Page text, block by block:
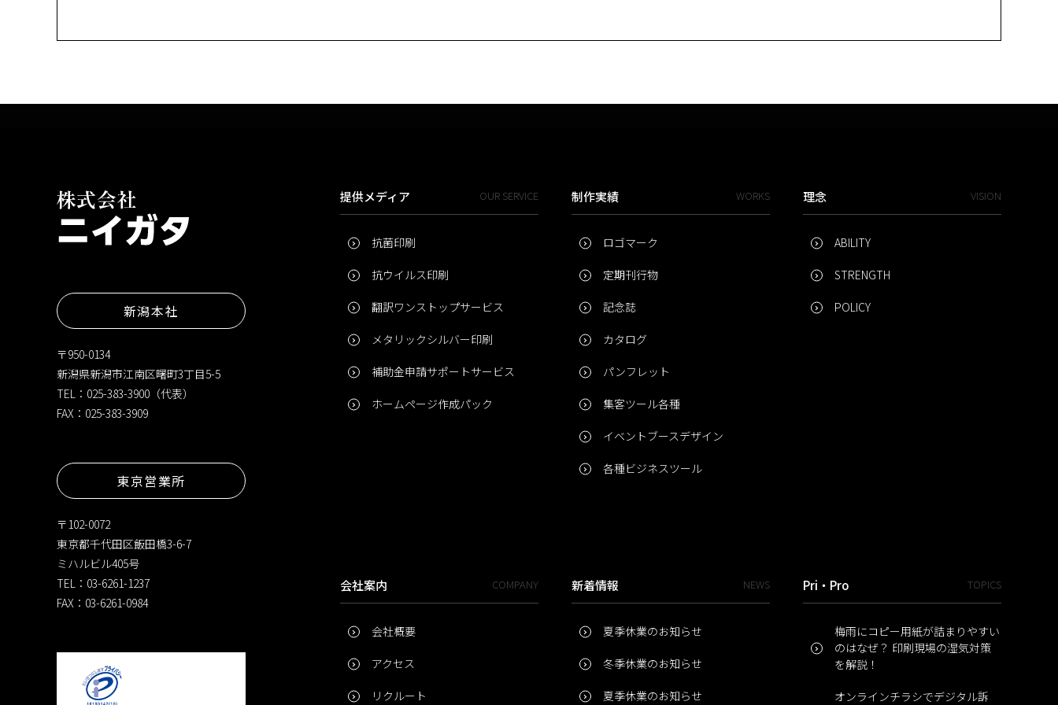
新潟本社
〒950-0134
新潟県新潟市江南区曙町3丁目5-5
TEL：025-383-3900（代表）
FAX：025-383-3909
東京営業所
〒102-0072
東京都千代田区飯田橋3-6-7
ミハルビル405号
TEL：03-6261-1237
FAX：03-6261-0984
提供メディア OUR SERVICE
抗菌印刷
抗ウイルス印刷
翻訳ワンストップサービス
メタリックシルバー印刷
補助金申請サポートサービス
ホームページ作成パック
制作実績 WORKS
ロゴマーク
定期刊行物
記念誌
カタログ
パンフレット
集客ツール各種
イベントブースデザイン
各種ビジネスツール
理念 VISION
ABILITY
STRENGTH
POLICY
会社案内 COMPANY
会社概要
アクセス
リクルート
新着情報 NEWS
夏季休業のお知らせ
冬季休業のお知らせ
夏季休業のお知らせ
Pri・Pro TOPICS
梅雨にコピー用紙が詰まりやすい
のはなぜ？ 印刷現場の湿気対策
を解説！
オンラインチラシでデジタル訴